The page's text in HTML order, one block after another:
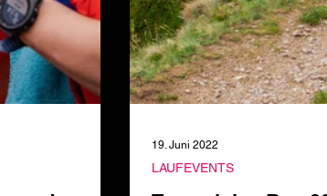
LAUFEVENTS
19. Juni 2022